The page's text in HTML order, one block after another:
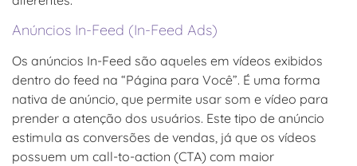
Anúncios In-Feed (In-Feed Ads)
Os anúncios In-Feed são aqueles em vídeos exibidos
dentro do feed na “Página para Você”. É uma forma
nativa de anúncio, que permite usar som e vídeo para
prender a atenção dos usuários. Este tipo de anúncio
estimula as conversões de vendas, já que os vídeos
possuem um call-to-action (CTA) com maior